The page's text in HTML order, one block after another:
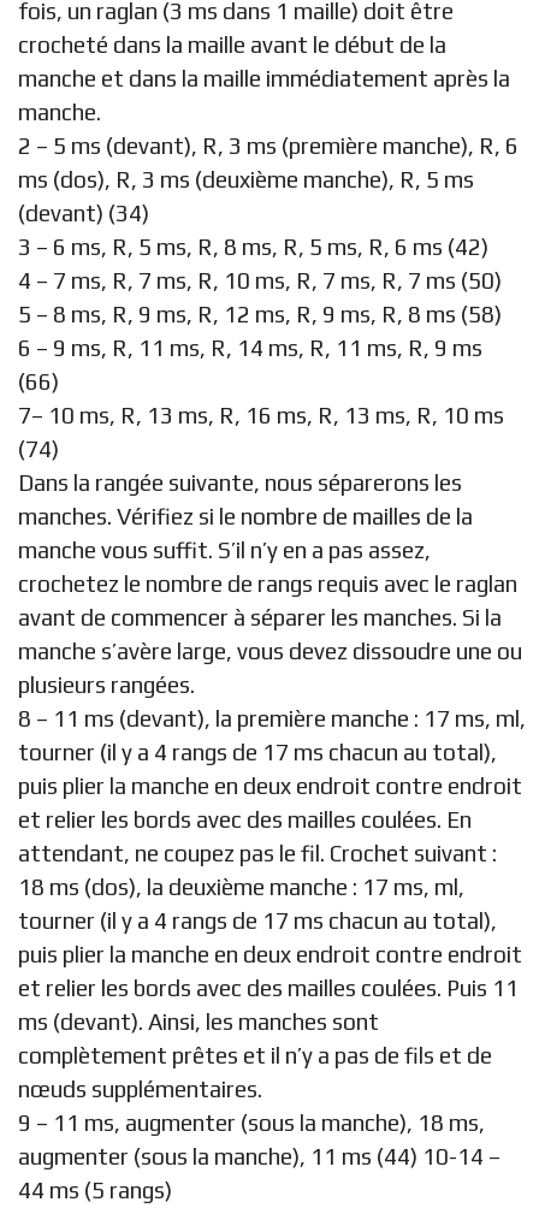
fois, un raglan (3 ms dans 1 maille) doit être
crocheté dans la maille avant le début de la
manche et dans la maille immédiatement après la
manche.
2 – 5 ms (devant), R, 3 ms (première manche), R, 6
ms (dos), R, 3 ms (deuxième manche), R, 5 ms
(devant) (34)
3 – 6 ms, R, 5 ms, R, 8 ms, R, 5 ms, R, 6 ms (42)
4 – 7 ms, R, 7 ms, R, 10 ms, R, 7 ms, R, 7 ms (50)
5 – 8 ms, R, 9 ms, R, 12 ms, R, 9 ms, R, 8 ms (58)
6 – 9 ms, R, 11 ms, R, 14 ms, R, 11 ms, R, 9 ms
(66)
7– 10 ms, R, 13 ms, R, 16 ms, R, 13 ms, R, 10 ms
(74)
Dans la rangée suivante, nous séparerons les
manches. Vérifiez si le nombre de mailles de la
manche vous suffit. S’il n’y en a pas assez,
crochetez le nombre de rangs requis avec le raglan
avant de commencer à séparer les manches. Si la
manche s’avère large, vous devez dissoudre une ou
plusieurs rangées.
8 – 11 ms (devant), la première manche : 17 ms, ml,
tourner (il y a 4 rangs de 17 ms chacun au total),
puis plier la manche en deux endroit contre endroit
et relier les bords avec des mailles coulées. En
attendant, ne coupez pas le fil. Crochet suivant :
18 ms (dos), la deuxième manche : 17 ms, ml,
tourner (il y a 4 rangs de 17 ms chacun au total),
puis plier la manche en deux endroit contre endroit
et relier les bords avec des mailles coulées. Puis 11
ms (devant). Ainsi, les manches sont
complètement prêtes et il n’y a pas de fils et de
nœuds supplémentaires.
9 – 11 ms, augmenter (sous la manche), 18 ms,
augmenter (sous la manche), 11 ms (44) 10-14 –
44 ms (5 rangs)